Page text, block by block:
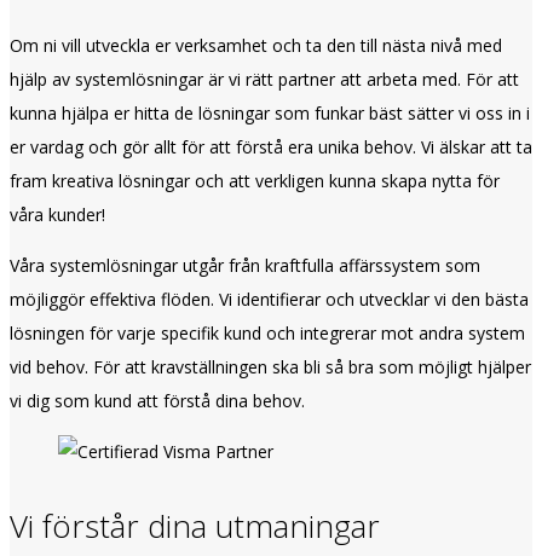
Om ni vill utveckla er verksamhet och ta den till nästa nivå med
hjälp av systemlösningar är vi rätt partner att arbeta med. För att
kunna hjälpa er hitta de lösningar som funkar bäst sätter vi oss in i
er vardag och gör allt för att förstå era unika behov. Vi älskar att ta
fram kreativa lösningar och att verkligen kunna skapa nytta för
våra kunder!
Våra systemlösningar utgår från kraftfulla affärssystem som
möjliggör effektiva flöden. Vi identifierar och utvecklar vi den bästa
lösningen för varje specifik kund och integrerar mot andra system
vid behov. För att kravställningen ska bli så bra som möjligt hjälper
vi dig som kund att förstå dina behov.
Vi förstår dina utmaningar